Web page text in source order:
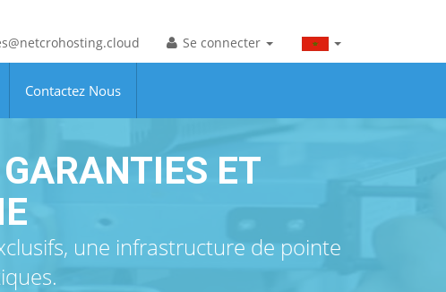
Se connecter
Contactez Nous
ET
une infrastructure de pointe